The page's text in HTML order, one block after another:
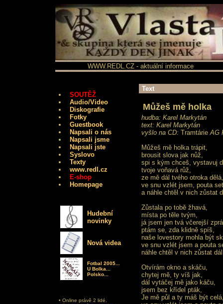
WWW.REDL.CZ - aktuální informace
SOUTĚŽ
Audio/Video
Diskografie
Fotky
Guestbook
Napsali o nás
Napsali jsme
Napsali jste
Syslovo
Texty
www.redl.cz
E-shop
Homepage
Hudební
novinky
Nová videa
Fotbal 2005...
U Bolka...
Polsko...
• Online právě 2 lidé.
Text
Můžeš mě holka
hudba: Karel Markytán
text: Karel Markytán
vyšlo na CD: TramtárieAG
Můžeš mě holka trápit,
brousit slova jak nůž,
spi s kým chceš, vystavuj
tvoje voňavá růž,
ze mě dál tvého otroka dělá,
ve snu vzlét jsem, pouta
a náhle chtěl v nich zůstat
Zůstala po tobě žhavá,
místa po těle tvým,
já jsem jen tvá včerejší
ptám se, zda klidně spíš,
naše lovestory mohla být
ve snu vzlét jsem a pouta
náhle chtěl v nich zůstat
Otvírám okno a skáču,
chytej mě, ty víš jak,
dál vytáčej mě jako káču,
jsem bez křídel pták,
Je mě půl a ty máš být